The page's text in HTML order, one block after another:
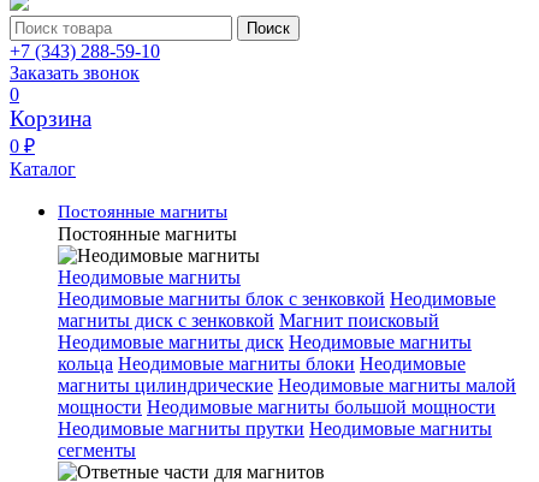
Поиск
+7 (343) 288-59-10
Заказать звонок
0
Корзина
0 ₽
Каталог
Постоянные магниты
Постоянные магниты
Неодимовые магниты
Неодимовые магниты блок с зенковкой Неодимовые
магниты диск с зенковкой Магнит поисковый
Неодимовые магниты диск Неодимовые магниты
кольца Неодимовые магниты блоки Неодимовые
магниты цилиндрические Неодимовые магниты малой
мощности Неодимовые магниты большой мощности
Неодимовые магниты прутки Неодимовые магниты
сегменты